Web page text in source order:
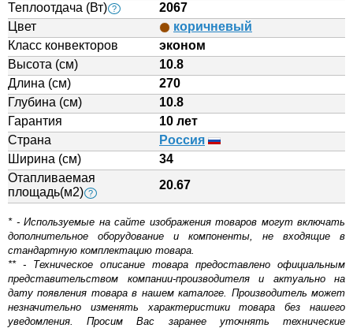
Теплоотдача (Вт) ?
2067
Цвет
коричневый
Класс конвекторов
эконом
Высота (см)
10.8
Длина (см)
270
Глубина (см)
10.8
Гарантия
10 лет
Страна
Россия
Ширина (см)
34
Отапливаемая
площадь(м2) ?
20.67
* - Используемые на сайте изображения товаров могут включать
дополнительное оборудование и компоненты, не входящие в
стандартную комплектацию товара.
** - Техническое описание товара предоставлено официальным
представительством компании-производителя и актуально на
дату появления товара в нашем каталоге. Производитель может
незначительно изменять характеристики товара без нашего
уведомления. Просим Вас заранее уточнять технические